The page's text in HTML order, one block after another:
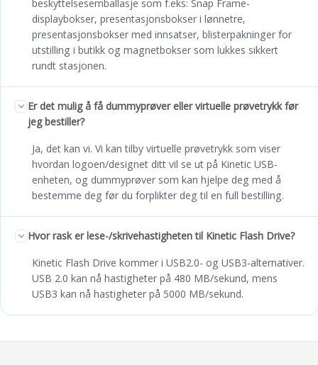
beskyttelsesemballasje som f.eks: Snap Frame-
displaybokser, presentasjonsbokser i lønnetre,
presentasjonsbokser med innsatser, blisterpakninger for
utstilling i butikk og magnetbokser som lukkes sikkert
rundt stasjonen.
Er det mulig å få dummyprøver eller virtuelle prøvetrykk før
jeg bestiller?
Ja, det kan vi. Vi kan tilby virtuelle prøvetrykk som viser
hvordan logoen/designet ditt vil se ut på Kinetic USB-
enheten, og dummyprøver som kan hjelpe deg med å
bestemme deg før du forplikter deg til en full bestilling.
Hvor rask er lese-/skrivehastigheten til Kinetic Flash Drive?
Kinetic Flash Drive kommer i USB2.0- og USB3-alternativer.
USB 2.0 kan nå hastigheter på 480 MB/sekund, mens
USB3 kan nå hastigheter på 5000 MB/sekund.